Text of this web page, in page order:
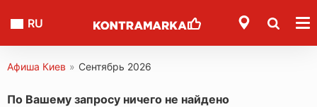
RU
Афиша Киев » Сентябрь 2026
По Вашему запросу ничего не найдено